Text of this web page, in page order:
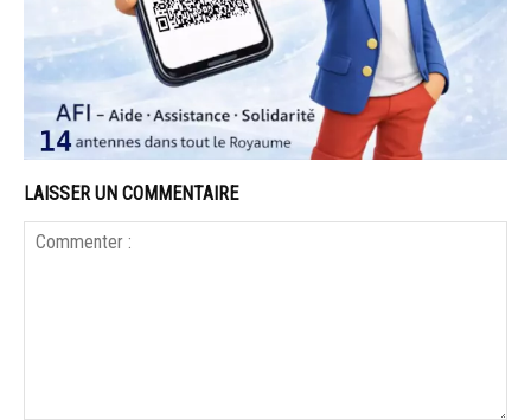
LAISSER UN COMMENTAIRE